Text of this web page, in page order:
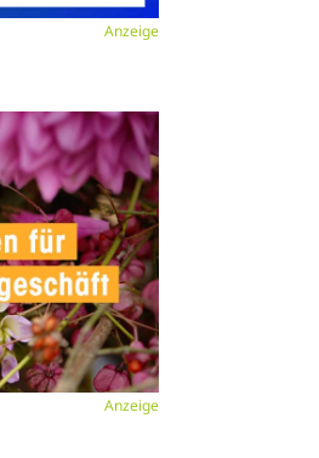
Anzeige
Anzeige